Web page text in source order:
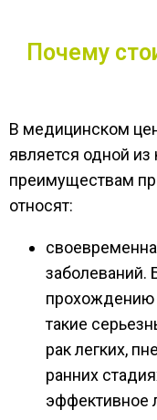
Почему
В медицинском
является одной
преимуществам
относят:
заболеваний.
такие
рак легких,
ранних
эффективное